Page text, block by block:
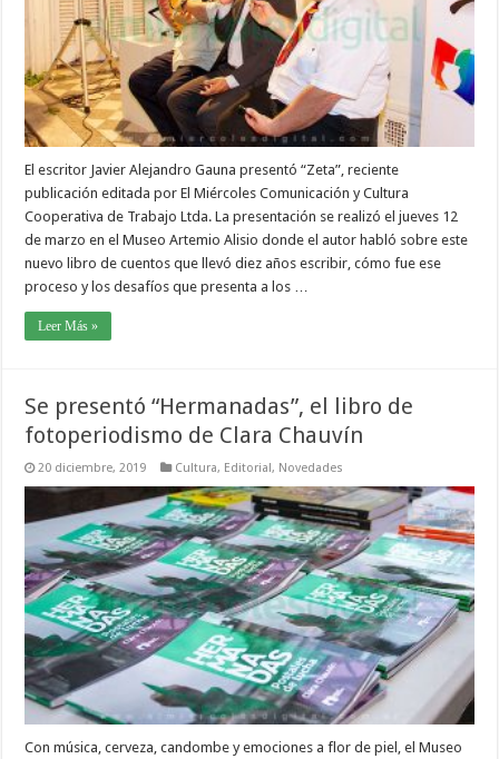
El escritor Javier Alejandro Gauna presentó “Zeta”, reciente
publicación editada por El Miércoles Comunicación y Cultura
Cooperativa de Trabajo Ltda. La presentación se realizó el jueves 12
de marzo en el Museo Artemio Alisio donde el autor habló sobre este
nuevo libro de cuentos que llevó diez años escribir, cómo fue ese
proceso y los desafíos que presenta a los …
Leer Más »
Se presentó “Hermanadas”, el libro de
fotoperiodismo de Clara Chauvín
20 diciembre, 2019 Cultura, Editorial, Novedades
Con música, cerveza, candombe y emociones a flor de piel, el Museo